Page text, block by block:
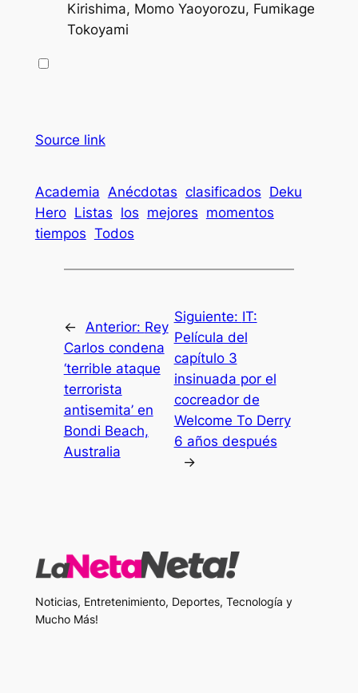
Kirishima, Momo Yaoyorozu, Fumikage
Tokoyami
Source link
Academia Anécdotas clasificados Deku
Hero Listas los mejores momentos
tiempos Todos
← Anterior: Rey
Carlos condena
‘terrible ataque
terrorista
antisemita’ en
Bondi Beach,
Australia
Siguiente: IT:
Película del
capítulo 3
insinuada por el
cocreador de
Welcome To Derry
6 años después
→
Noticias, Entretenimiento, Deportes, Tecnología y
Mucho Más!